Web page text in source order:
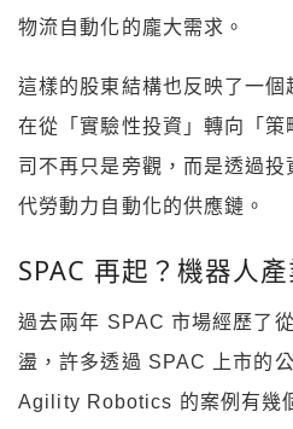
物流自動化的龐大需求。
這樣的股東結構也反映了一
在從「實驗性投資」轉向「
司不再只是旁觀，而是透過
代勞動力自動化的供應鏈。
SPAC 再起？機器人
過去兩年 SPAC 市場經歷了
盪，許多透過 SPAC 上市的
Agility Robotics 的案例有幾